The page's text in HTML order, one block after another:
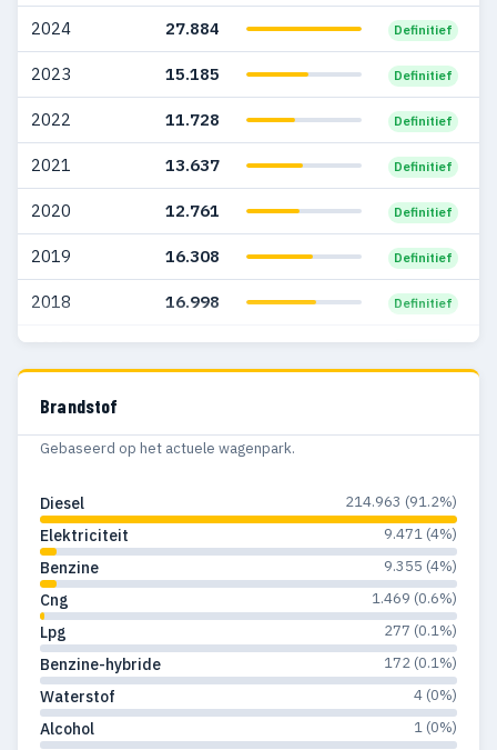
2007 6.407 874
2006 3.753 669
2005 3.634 616
2004 3.386 278
2003 1.268 95
2002 1.400 83
2001 980 74
1999 824 62
1998
1996 309 50
1995 165 26
1994 26
1993 100 21
1992 26
1991 146 35
2024 27.884 Definitief
2023 15.185 Definitief
2022 11.728 Definitief
2021 13.637 Definitief
2020 12.761 Definitief
2019 16.308 Definitief
2018 16.998 Definitief
2017 14.997
Brandstof
Gebaseerd op het actuele wagenpark.
Diesel 214.963 (91.2%)
Elektriciteit 9.471 (4%)
Benzine 9.355 (4%)
Cng 1.469 (0.6%)
Lpg 277 (0.1%)
Benzine-hybride 172 (0.1%)
Waterstof 4 (0%)
Alcohol 1 (0%)